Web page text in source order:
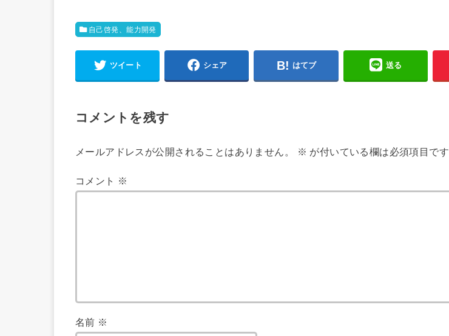
自己啓発、能力開発
ツイート シェア はてブ 送る
コメントを残す
メールアドレスが公開されることはありません。 ※ が付いている欄は必須項目です
コメント ※
名前 ※